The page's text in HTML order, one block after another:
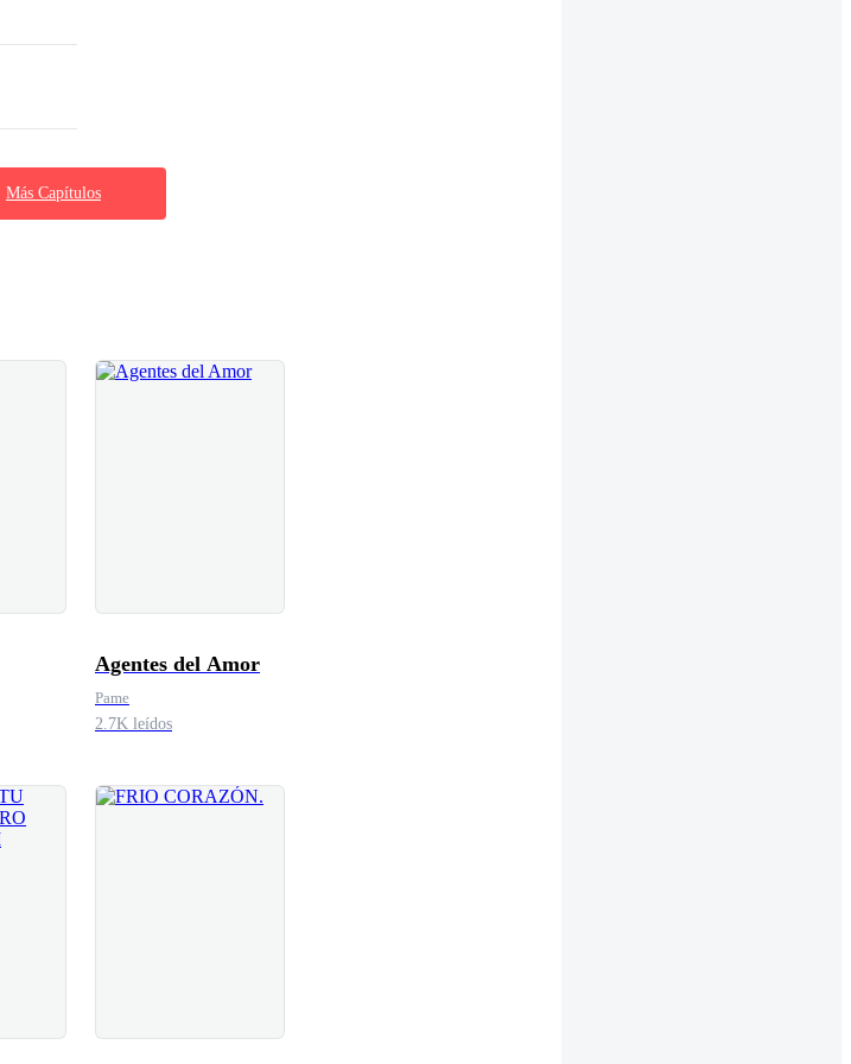
Más Capítulos
Agentes del Amor
Pame
2.7K leídos